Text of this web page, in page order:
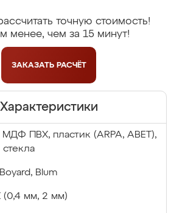
точную стоимость!
менее, чем за 15 минут!
ЗАКАЗАТЬ РАСЧЁТ
Характеристики
ПВХ, пластик (ARPA, ABET),
Boyard, Blum
(0,4 мм, 2 мм)